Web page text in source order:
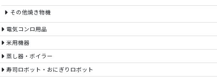
その他焼き物機
電気コンロ用品
米用機器
蒸し器・ボイラー
寿司ロボット・おにぎりロボット